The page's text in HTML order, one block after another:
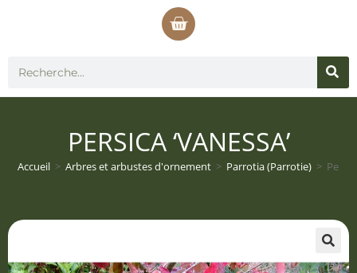
PERSICA ‘VANESSA’
Accueil > Arbres et arbustes d'ornement > Parrotia (Parrotie) >